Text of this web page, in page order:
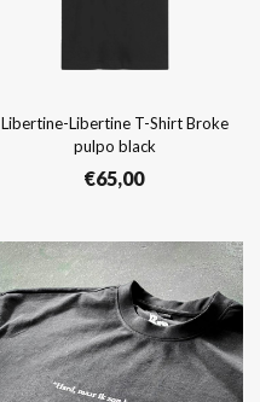
Libertine-Libertine T-Shirt Broke
pulpo black
€65,00